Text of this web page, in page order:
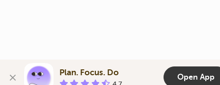
Plan. Focus. Do Open App